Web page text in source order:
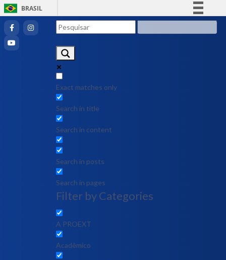
BRASIL
Exact matches only
Search in title
Search in content
Search in posts
Search in pages
Filter by Categories
A PROEXT
Acadêmico